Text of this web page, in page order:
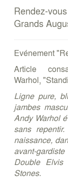
Rendez-
Grands
Evénement
Article
Warhol,
Ligne pure,
jambes
Andy Warhol
sans
naissance,
avant-
Double
Stones.